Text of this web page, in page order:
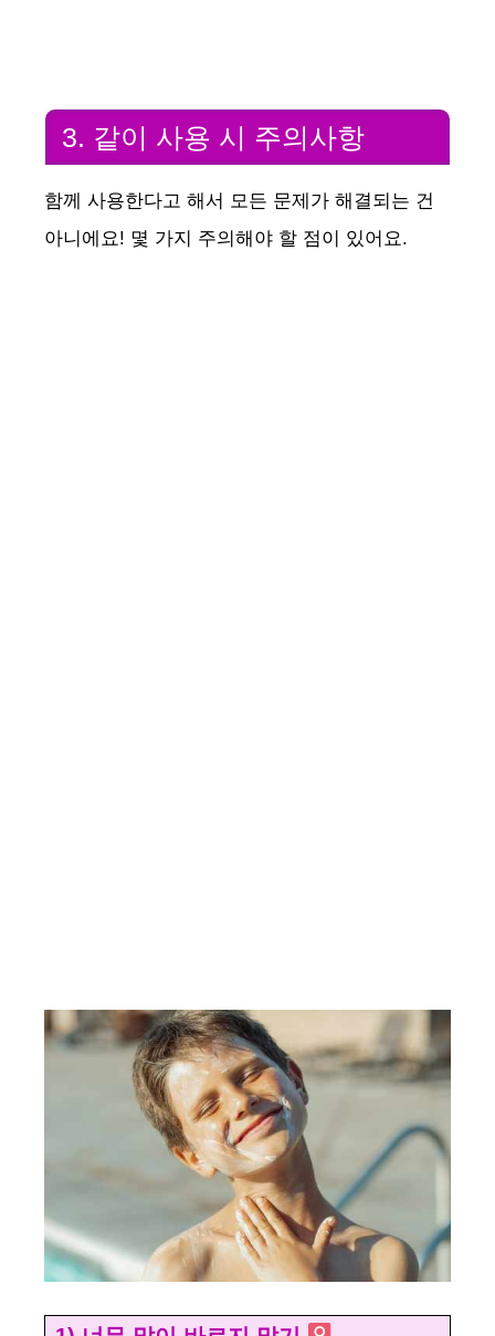
3. 같이 사용 시 주의사항
함께 사용한다고 해서 모든 문제가 해결되는 건
아니에요! 몇 가지 주의해야 할 점이 있어요.